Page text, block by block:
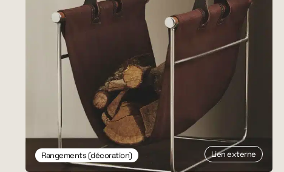
Rangements (décoration) Lien externe